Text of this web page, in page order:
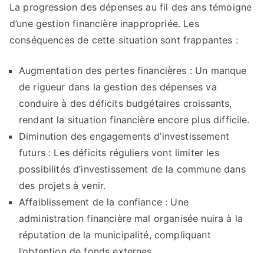
La progression des dépenses au fil des ans témoigne
d’une gestion financière inappropriée. Les
conséquences de cette situation sont frappantes :
Augmentation des pertes financières : Un manque
de rigueur dans la gestion des dépenses va
conduire à des déficits budgétaires croissants,
rendant la situation financière encore plus difficile.
Diminution des engagements d’investissement
futurs : Les déficits réguliers vont limiter les
possibilités d’investissement de la commune dans
des projets à venir.
Affaiblissement de la confiance : Une
administration financière mal organisée nuira à la
réputation de la municipalité, compliquant